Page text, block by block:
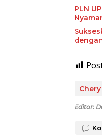
PLN
Editor: